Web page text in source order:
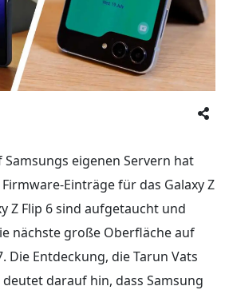
eigenen Servern hat
Einträge für das Galaxy Z
Z Flip 6 sind aufgetaucht und
nächste große Oberfläche auf
Die Entdeckung, die Tarun Vats
darauf hin, dass Samsung